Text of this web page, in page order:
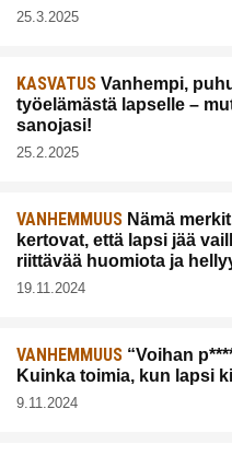
25.3.2025
KASVATUS Vanhempi,
työelämästä lapselle –
sanojasi!
25.2.2025
VANHEMMUUS Nämä merkit
kertovat, että lapsi jää
riittävää huomiota ja
19.11.2024
VANHEMMUUS “Voihan
Kuinka toimia, kun lapsi
9.11.2024